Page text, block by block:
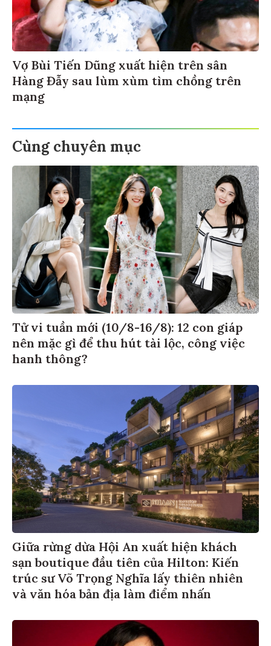
Vợ Bùi Tiến Dũng xuất hiện trên sân
Hàng Đẫy sau lùm xùm tìm chồng trên
mạng
Cùng chuyên mục
Tử vi tuần mới (10/8-16/8): 12 con giáp
nên mặc gì để thu hút tài lộc, công việc
hanh thông?
Giữa rừng dừa Hội An xuất hiện khách
sạn boutique đầu tiên của Hilton: Kiến
trúc sư Võ Trọng Nghĩa lấy thiên nhiên
và văn hóa bản địa làm điểm nhấn